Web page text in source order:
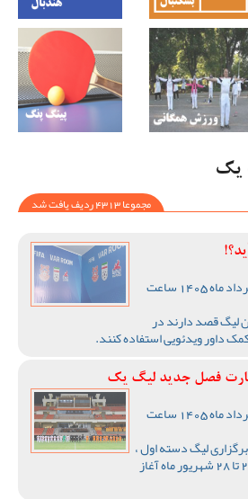
یک
مجموعا 4313 ردیف یافت شد
چهارشنبه 14 مرداد ماه 1405 ساعت
لیگ قصد دارند در
داور ویدئویی استفاده کنند.
فصل جدید لیگ یک
چهارشنبه 14 مرداد ماه 1405 ساعت
لیگ دسته اول ،
این رقابت‌ها در بازه زمانی 25 تا 28 شهریور ماه آغاز